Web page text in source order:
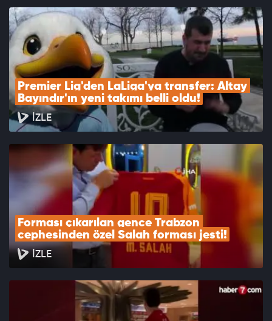
Premier Lig'den LaLiga'ya transfer: Altay
Bayındır'ın yeni takımı belli oldu!
İZLE
Forması çıkarılan gence Trabzon
cephesinden özel Salah forması jesti!
İZLE